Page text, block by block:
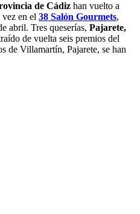
de Cádiz han vuelto a
vez en el 38 Salón Gourmets,
abril. Tres queserías, Pajarete,
de vuelta seis premios del
de Villamartín, Pajarete, se han